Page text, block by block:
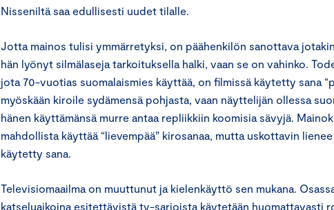
Nisseniltä saa edullisesti uudet tilalle.
Jotta mainos tulisi ymmärretyksi, on päähenkilön sanottava
hän lyönyt silmälaseja tarkoituksella halki, vaan se on vahinko.
jota 70-vuotias suomalaismies käyttää, on filmissä käytetty sana
myöskään kiroile sydämensä pohjasta, vaan näyttelijän ollessa
hänen käyttämänsä murre antaa repliikkiin koomisia sävyjä.
mahdollista käyttää “lievempää” kirosanaa, mutta uskottavin
käytetty sana.
Televisiomaailma on muuttunut ja kielenkäyttö sen mukana.
katseluaikoina esitettävistä tv-sarjoista käytetään huomattavasti